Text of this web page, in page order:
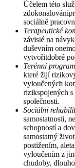
Účelem této
sociálně
Terapeutické
závislé na
duševním
vytvořitdobré
Terénní
které žijí
vyloučených
rizikspojených s
společnosti.
Sociální
samostatnosti,
schopností a
samostatný
postižením,
vyloučením z
chudoby,